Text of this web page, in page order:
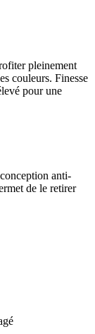
pleinement
couleurs. Finesse
pour une
anti-
de le retirer